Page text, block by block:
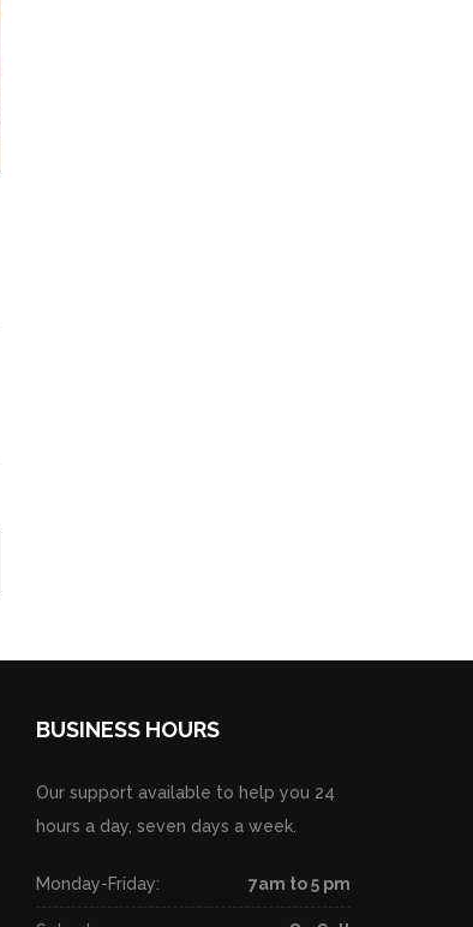
BUSINESS HOURS
Our support available to help you 24
hours a day, seven days a week.
Monday-Friday: 7am to 5 pm